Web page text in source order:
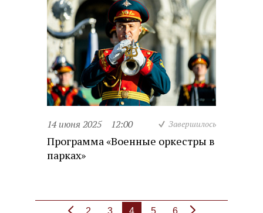
14 июня 2025 12:00 Завершилось
Программа «Военные оркестры в
парках»
2 3 4 5 6